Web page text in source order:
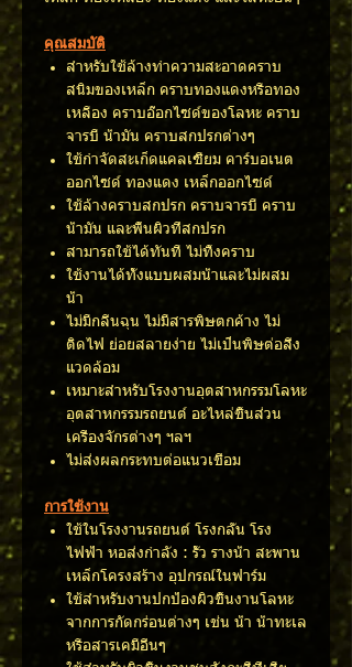
คุณสมบัติ
สำหรับใช้ล้างทำความสะอาดคราบ
สนิมของเหล็ก คราบทองแดงหรือทอง
เหลือง คราบอ๊อกไซด์ของโลหะ คราบ
จารบี น้ำมัน คราบสกปรกต่างๆ
ใช้กำจัดสะเก็ดแคลเซียม คาร์บอเนต
ออกไซด์ ทองแดง เหล็กออกไซด์
ใช้ล้างคราบสกปรก คราบจารบี คราบ
น้ำมัน และพื้นผิวที่สกปรก
สามารถใช้ได้ทันที ไม่ทิ้งคราบ
ใช้งานได้ทั้งแบบผสมน้ำและไม่ผสม
น้ำ
ไม่มีกลิ่นฉุน ไม่มีสารพิษตกค้าง ไม่
ติดไฟ ย่อยสลายง่าย ไม่เป็นพิษต่อสิ่ง
แวดล้อม
เหมาะสำหรับโรงงานอุตสาหกรรมโลหะ
อุตสาหกรรมรถยนต์ อะไหล่ชิ้นส่วน
เครื่องจักรต่างๆ ฯลฯ
ไม่ส่งผลกระทบต่อแนวเชื่อม
การใช้งาน
ใช้ในโรงงานรถยนต์ โรงกลั่น โรง
ไฟฟ้า หอส่งกำลัง : รั้ว รางน้ำ สะพาน
เหล็กโครงสร้าง อุปกรณ์ในฟาร์ม
ใช้สำหรับงานปกป้องผิวชิ้นงานโลหะ
จากการกัดกร่อนต่างๆ เช่น น้ำ น้ำทะเล
หรือสารเคมีอื่นๆ